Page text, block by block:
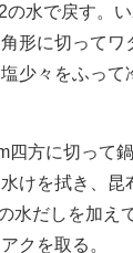
の水で戻す。
形に切ってワ
少々をふって
四方に切って鍋
けを拭き、昆
水だしを加え
クを取る。